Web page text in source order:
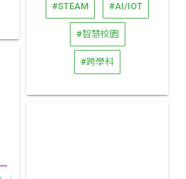
#STEAM #AI/IOT
#智慧校園
#跨學科